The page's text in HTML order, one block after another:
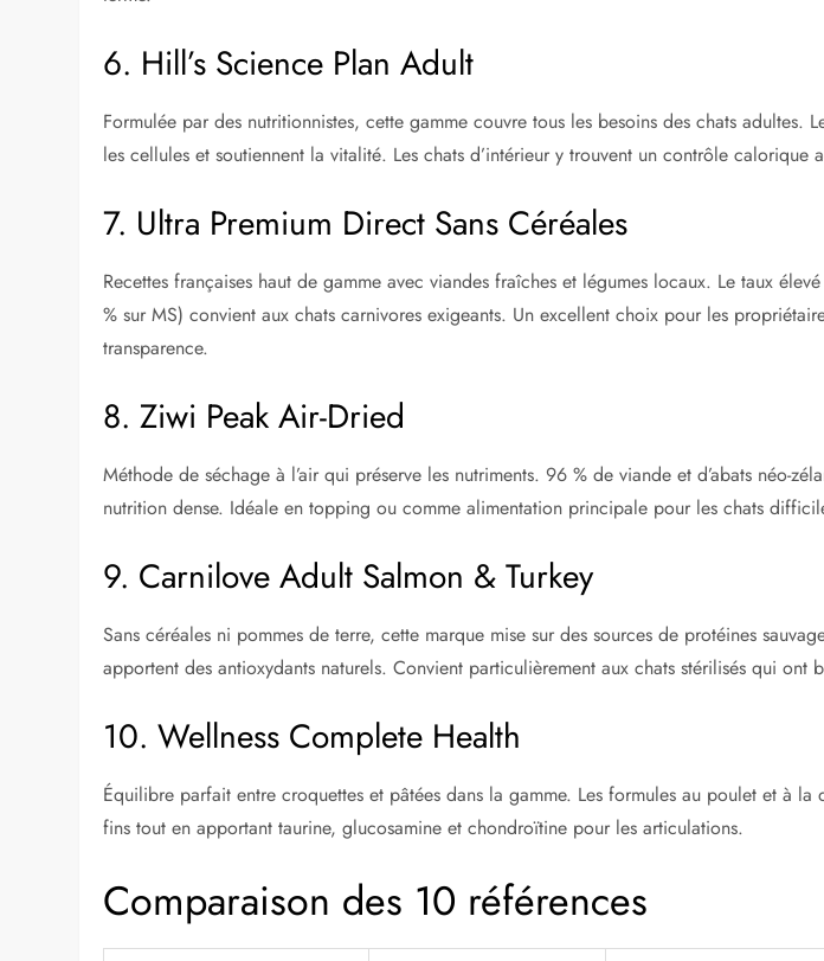
6. Hill’s Science Plan Adult
Formulée par des nutritionnistes, cette gamme couvre tous les besoins des chats adultes.
les cellules et soutiennent la vitalité. Les chats d’intérieur y trouvent un contrôle calorique
7. Ultra Premium Direct Sans Céréales
Recettes françaises haut de gamme avec viandes fraîches et légumes locaux. Le taux
% sur MS) convient aux chats carnivores exigeants. Un excellent choix pour les
transparence.
8. Ziwi Peak Air-Dried
Méthode de séchage à l’air qui préserve les nutriments. 96 % de viande et d’abats néo-
nutrition dense. Idéale en topping ou comme alimentation principale pour les chats
9. Carnilove Adult Salmon & Turkey
Sans céréales ni pommes de terre, cette marque mise sur des sources de protéines
apportent des antioxydants naturels. Convient particulièrement aux chats stérilisés qui ont
10. Wellness Complete Health
Équilibre parfait entre croquettes et pâtées dans la gamme. Les formules au poulet et à la
fins tout en apportant taurine, glucosamine et chondroïtine pour les articulations.
Comparaison des 10 références